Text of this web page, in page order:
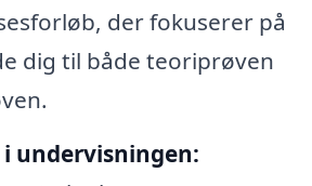
der fokuserer på
dig til både teoriprøven
undervisningen: